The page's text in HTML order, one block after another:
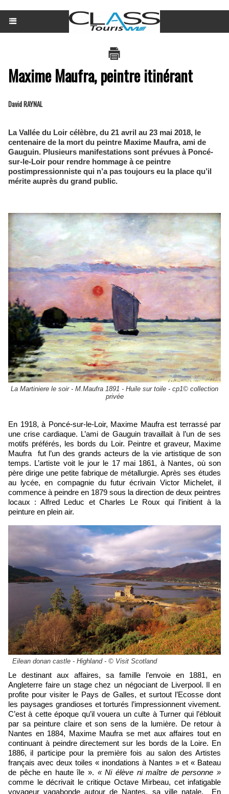
Maxime Maufra, peintre itinérant
David RAYNAL
La Vallée du Loir célèbre, du 21 avril au 23 mai 2018, le
centenaire de la mort du peintre Maxime Maufra, ami de
Gauguin. Plusieurs manifestations sont prévues à Poncé-
sur-le-Loir pour rendre hommage à ce peintre
postimpressionniste qui n’a pas toujours eu la place qu’il
mérite auprès du grand public.
La Martiniere le soir - M.Maufra 1891 - Huile sur toile - cp1© collection
privée
En 1918, à Poncé-sur-le-Loir, Maxime Maufra est terrassé par
une crise cardiaque. L’ami de Gauguin travaillait à l’un de ses
motifs préférés, les bords du Loir. Peintre et graveur, Maxime
Maufra fut l’un des grands acteurs de la vie artistique de son
temps. L’artiste voit le jour le 17 mai 1861, à Nantes, où son
père dirige une petite fabrique de métallurgie. Après ses études
au lycée, en compagnie du futur écrivain Victor Michelet, il
commence à peindre en 1879 sous la direction de deux peintres
locaux : Alfred Leduc et Charles Le Roux qui l’initient à la
peinture en plein air.
Eilean donan castle - Highland - © Visit Scotland
Le destinant aux affaires, sa famille l’envoie en 1881, en
Angleterre faire un stage chez un négociant de Liverpool. Il en
profite pour visiter le Pays de Galles, et surtout l’Ecosse dont
les paysages grandioses et torturés l’impressionnent vivement.
C’est à cette époque qu’il vouera un culte à Turner qui l’éblouit
par sa peinture claire et son sens de la lumière. De retour à
Nantes en 1884, Maxime Maufra se met aux affaires tout en
continuant à peindre directement sur les bords de la Loire. En
1886, il participe pour la première fois au salon des Artistes
français avec deux toiles « inondations à Nantes » et « Bateau
de pêche en haute île ». « Ni élève ni maître de personne »
comme le décrivait le critique Octave Mirbeau, cet infatigable
voyageur vagabonde autour de Nantes, sa ville natale. En